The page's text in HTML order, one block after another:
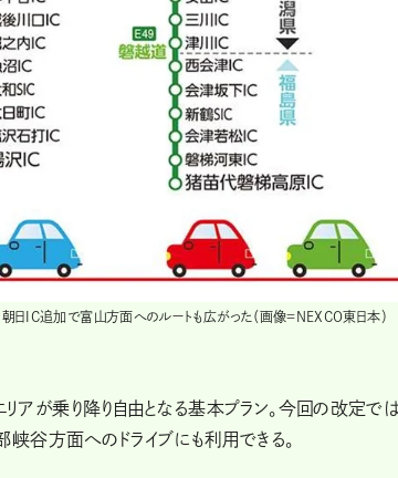
IC追加で富山方面へのルートも広がった（画像＝NEXCO東日本）
が乗り降り自由となる基本プラン。今回の改定で
谷方面へのドライブにも利用できる。